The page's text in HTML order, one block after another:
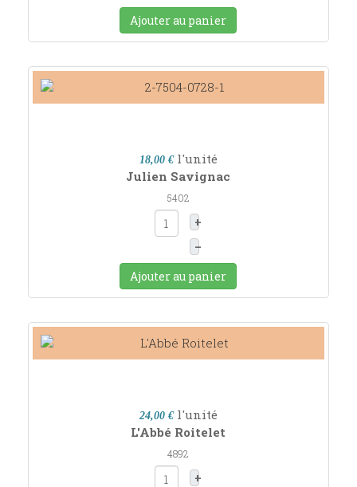
Ajouter au panier
18,00 € l'unité
Julien Savignac
5402
+
–
Ajouter au panier
24,00 € l'unité
L'Abbé Roitelet
4892
+